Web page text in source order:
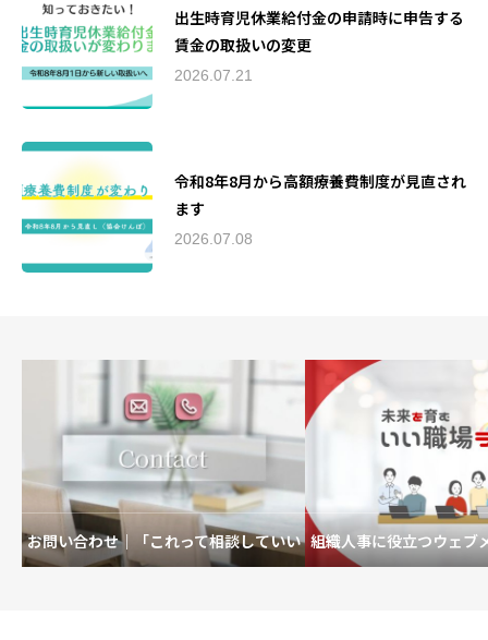
出生時育児休業給付金の申請時に申告する
賃金の取扱いの変更
2026.07.21
令和8年8月から高額療養費制度が見直され
ます
2026.07.08
お問い合わせ｜「これって相談していい 組織人事に役立つウェブ